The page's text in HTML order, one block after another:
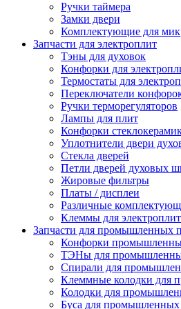
Ручки таймера
Замки двери
Комплектующие для
Запчасти для электроплит
Тэны для духовок
Конфорки для
Термостаты для
Переключатели
Ручки терморегуляторов
Лампы для плит
Конфорки
Уплотнители двери
Стекла дверей
Петли дверей духовых
Жировые фильтры
Платы / дисплеи
Различные
Клеммы для электроплит
Запчасти для промышленных
Конфорки
ТЭНы для
Спирали для
Клеммные колодки для
Колодки для
Буса для промышленных